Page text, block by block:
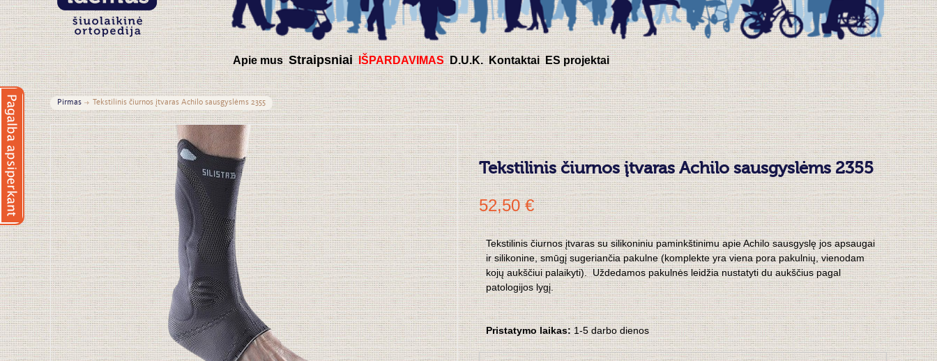
Apie mus Straipsniai IŠPARDAVIMAS D.U.K. Kontaktai ES projektai
Pirmas Tekstilinis čiurnos įtvaras Achilo sausgyslėms 2355
Tekstilinis čiurnos įtvaras Achilo sausgyslėms 2355
52,50 €
Tekstilinis čiurnos įtvaras su silikoniniu paminkštinimu apie Achilo sausgyslę jos apsaugai
ir silikonine, smūgį sugeriančia pakulne (komplekte yra viena pora pakulnių, vienodam
kojų aukščiui palaikyti). Uždedamos pakulnės leidžia nustatyti du aukščius pagal
patologijos lygį.
Pristatymo laikas:1-5 darbo dienos